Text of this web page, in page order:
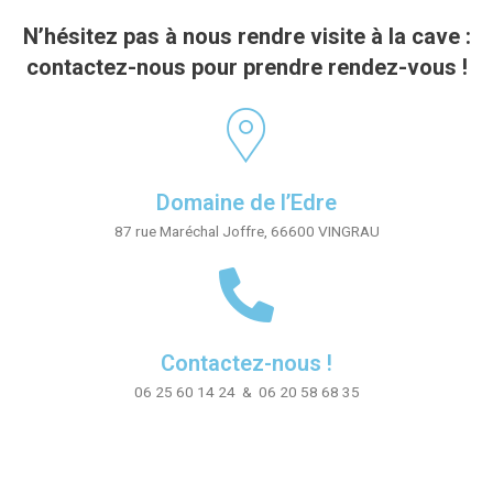
N’hésitez pas à nous rendre visite à la cave :
contactez-nous pour prendre rendez-vous !
Domaine de l’Edre
87 rue Maréchal Joffre, 66600 VINGRAU
Contactez-nous !
06 25 60 14 24 & 06 20 58 68 35